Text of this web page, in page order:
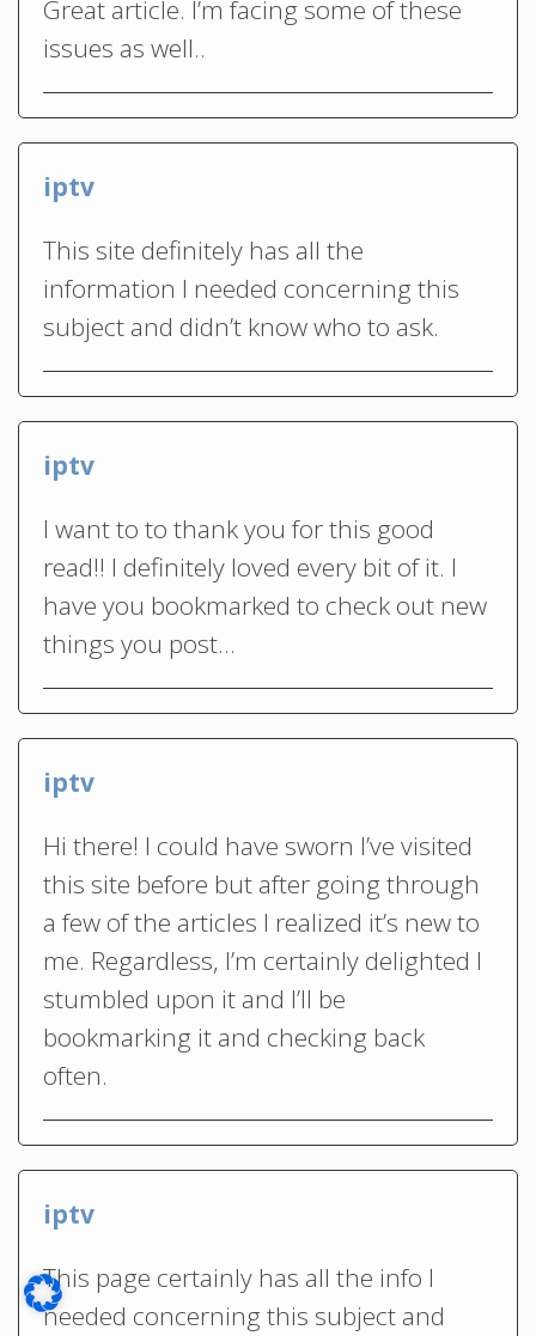
Great article. I’m facing some of these
issues as well..
iptv
This site definitely has all the
information I needed concerning this
subject and didn’t know who to ask.
iptv
I want to to thank you for this good
read!! I definitely loved every bit of it. I
have you bookmarked to check out new
things you post…
iptv
Hi there! I could have sworn I’ve visited
this site before but after going through
a few of the articles I realized it’s new to
me. Regardless, I’m certainly delighted I
stumbled upon it and I’ll be
bookmarking it and checking back
often.
iptv
This page certainly has all the info I
needed concerning this subject and